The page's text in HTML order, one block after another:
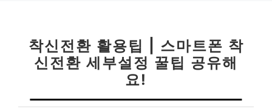
착신전환 활용팁 | 스마트폰 착
신전환 세부설정 꿀팁 공유해
요!